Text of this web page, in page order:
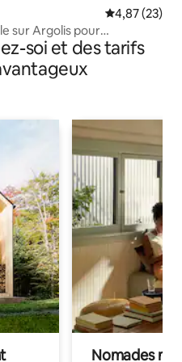
Évaluation
4,87 (23)
sur Argolis pour
soi et des tarifs
Nomades